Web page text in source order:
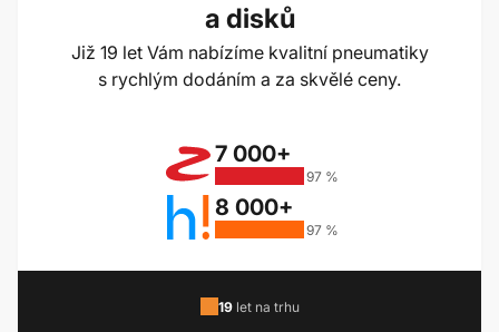
a disků
Již 19 let Vám nabízíme kvalitní pneumatiky
s rychlým dodáním a za skvělé ceny.
7 000+
97 %
8 000+
97 %
19let na trhu